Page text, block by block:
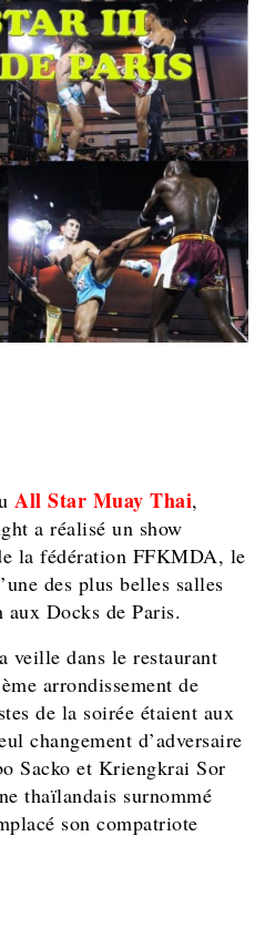
All Star Muay Thai,
a réalisé un show
la fédération FFKMDA, le
des plus belles salles
aux Docks de Paris.
veille dans le restaurant
arrondissement de
de la soirée étaient aux
changement d’adversaire
Sacko et Kriengkrai Sor
thaïlandais surnommé
son compatriote